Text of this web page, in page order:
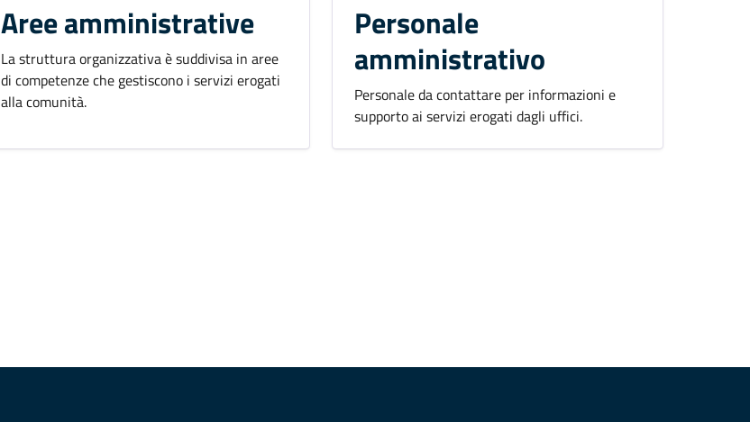
Aree amministrative
La struttura organizzativa è suddivisa in aree
di competenze che gestiscono i servizi erogati
alla comunità.
Personale
amministrativo
Personale da contattare per informazioni e
supporto ai servizi erogati dagli uffici.